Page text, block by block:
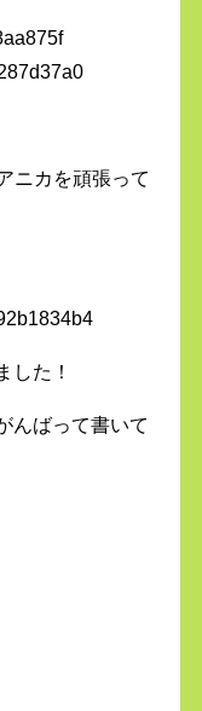
ニカを頑張って
した！
んばって書いて